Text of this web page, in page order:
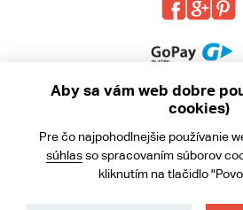
Obchodné
Ochrana osobných
Aby sa vám web dobre
cookies)
Pre čo najpohodlnejšie používanie
súhlasso spracovaním súborov
kliknutím na tlačidlo